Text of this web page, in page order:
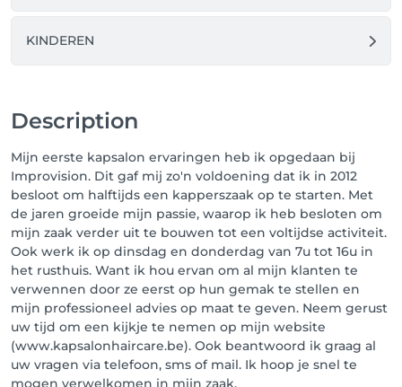
KINDEREN
Description
Mijn eerste kapsalon ervaringen heb ik opgedaan bij
Improvision. Dit gaf mij zo'n voldoening dat ik in 2012
besloot om halftijds een kapperszaak op te starten. Met
de jaren groeide mijn passie, waarop ik heb besloten om
mijn zaak verder uit te bouwen tot een voltijdse activiteit.
Ook werk ik op dinsdag en donderdag van 7u tot 16u in
het rusthuis. Want ik hou ervan om al mijn klanten te
verwennen door ze eerst op hun gemak te stellen en
mijn professioneel advies op maat te geven. Neem gerust
uw tijd om een kijkje te nemen op mijn website
(www.kapsalonhaircare.be). Ook beantwoord ik graag al
uw vragen via telefoon, sms of mail. Ik hoop je snel te
mogen verwelkomen in mijn zaak.